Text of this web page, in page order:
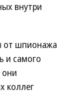
внутри
от шпионажа
и самого
коллег